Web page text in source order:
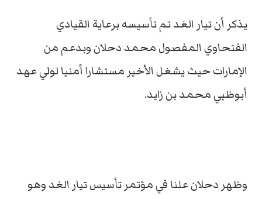
يذكر أن تيار الغد تم تأسيسه برعاية القيادي
الفتحاوي المفصول محمد دحلان وبدعم من
الإمارات حيث يشغل الأخير مستشارا أمنيا لولي عهد
أبوظبي محمد بن زايد.
وظهر دحلان علنا في مؤتمر تأسيس تيار الغد وهو